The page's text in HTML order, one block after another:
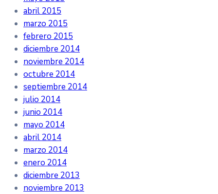
abril 2015
marzo 2015
febrero 2015
diciembre 2014
noviembre 2014
octubre 2014
septiembre 2014
julio 2014
junio 2014
mayo 2014
abril 2014
marzo 2014
enero 2014
diciembre 2013
noviembre 2013